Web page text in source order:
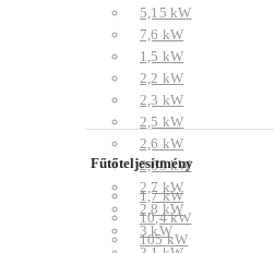
5,15 kW
7,6 kW
1,5 kW
2,2 kW
2,3 kW
2,5 kW
2,6 kW
2,65 kW
2,7 kW
2,8 kW
3 kW
Fűtőteljesítmény
1,7 kW
10,4 kW
105 kW